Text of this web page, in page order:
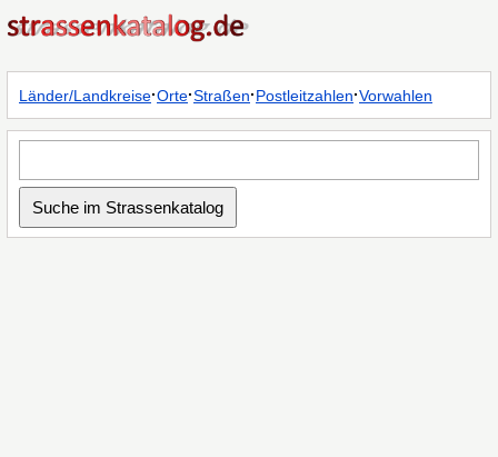
Länder/Landkreise·Orte·Straßen·Postleitzahlen·Vorwahlen